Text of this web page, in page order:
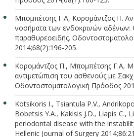
Μπομπέτσης Γ.Α, Κορομάντζος Π.
νοσήματα των ενδοκρινών αδένων:
παραθυρεοειδής.
2014;68(2):196-205.
Κορομάντζος Π., Μπομπέτσης Γ.Α,
αντιμετώπιση του ασθενούς με
Οδοντοστοματολογική Πρόοδος
Kotsikoris I., Tsiantula P.V.,
Bobetsis Y.A., Kakisis J.D., Liapis C.,
periodontal disease with the
Hellenic Journal of Surgery